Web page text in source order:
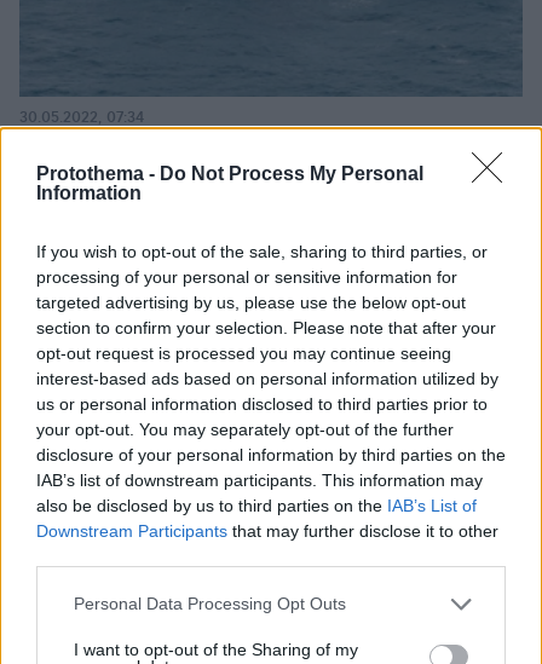
Protothema - Do Not Process My Personal
Information
If you wish to opt-out of the sale, sharing to third parties, or
processing of your personal or sensitive information for
targeted advertising by us, please use the below opt-out
section to confirm your selection. Please note that after your
opt-out request is processed you may continue seeing
interest-based ads based on personal information utilized by
us or personal information disclosed to third parties prior to
your opt-out. You may separately opt-out of the further
disclosure of your personal information by third parties on the
IAB’s list of downstream participants. This information may
also be disclosed by us to third parties on the IAB’s List of
Downstream Participants that may further disclose it to other
Please note that this website/app uses one or more Google
not limited to your visit or usage behaviour. You may click to
Personal Data Processing Opt Outs
I want to opt-out of the Sharing of my
Ερντογάν
30.05.2022, 07:34
ΡΟΗ ΕΙΔΗΣΕΩΝ
Ειδήσεις Δημοφιλή Σχολιασμένα
Πυρομαχικά μετέφερε το ουκρανικό Antonov δίπλα στο
οποίο βρέθηκε το drone στο αεροδορόμιο της Λειψίας,
λένε γερμανικά ΜΜΕ
πριν 5 λεπτά
Είμαι πια τόσο χορτασμένη, όντως αισθάνομαι ότι τα
έχω κάνει όλα, δήλωσε η Μαρία Κορινθίου
πριν 9 λεπτά
Θύμα απάτης γυναίκα στη Μαγνησία: Δήθεν τεχνικοί του
της άρπαξαν τα κοσμήματα